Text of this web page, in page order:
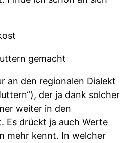
gemacht
an den regionalen Dialekt
der ja dank solcher
weiter in den
Es drückt ja auch Werte
mehr kennt. In welcher